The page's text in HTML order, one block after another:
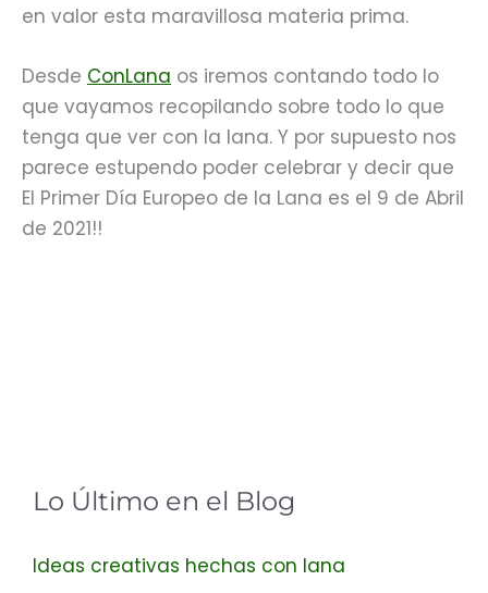
en valor esta maravillosa materia prima.
Desde ConLana os iremos contando todo lo
que vayamos recopilando sobre todo lo que
tenga que ver con la lana. Y por supuesto nos
parece estupendo poder celebrar y decir que
El Primer Día Europeo de la Lana es el 9 de Abril
de 2021!!
Lo Último en el Blog
Ideas creativas hechas con lana